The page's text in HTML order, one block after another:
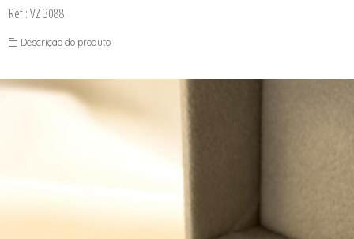
Ref.: VZ 3088
Descrição do produto